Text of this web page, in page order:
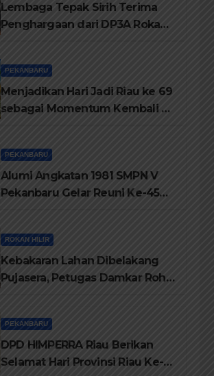
Lembaga Tepak Sirih Terima
Penghargaan dari DP3A Rokan
PEKANBARU
Menjadikan Hari Jadi Riau ke 69
sebagai Momentum Kembali ke
PEKANBARU
Alumi Angkatan 1981 SMPN V
Pekanbaru Gelar Reuni Ke-45
ROKAN HILIR
Kebakaran Lahan Dibelakang
Pujasera, Petugas Damkar Rohil
PEKANBARU
DPD HIMPERRA Riau Berikan
Selamat Hari Provinsi Riau Ke-